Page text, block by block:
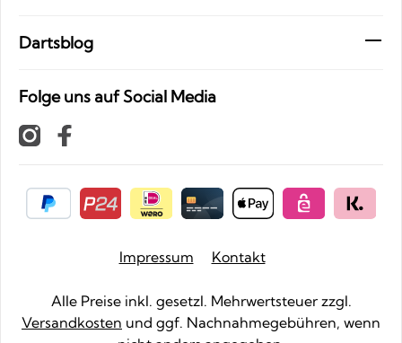
Dartsblog
Folge uns auf Social Media
Impressum Kontakt
Alle Preise inkl. gesetzl. Mehrwertsteuer zzgl.
Versandkosten und ggf. Nachnahmegebühren, wenn